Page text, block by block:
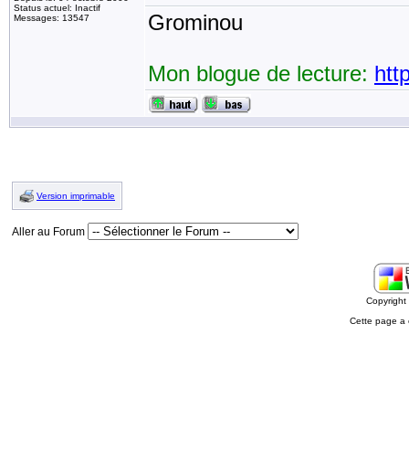
Status actuel: Inactif
Messages: 13547
Grominou
Mon blogue de lecture:
Version imprimable
Aller au Forum
Cette page a